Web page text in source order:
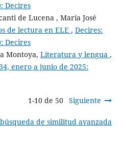
Decires
de Lucena , María José
de lectura en ELE , Decires:
Decires
Montoya, Literatura y lengua ,
enero a junio de 2025:
1-10 de 50 Siguiente
de similitud avanzada